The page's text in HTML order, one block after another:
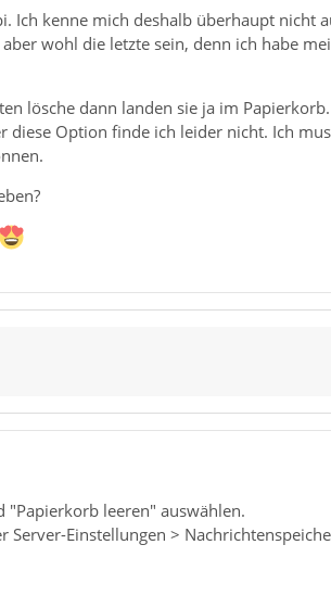
Ich kenne mich deshalb überhaupt nicht
wohl die letzte sein, denn ich habe
lösche dann landen sie ja im
diese Option finde ich leider nicht. Ich
"Papierkorb leeren" auswählen.
Einstellungen >